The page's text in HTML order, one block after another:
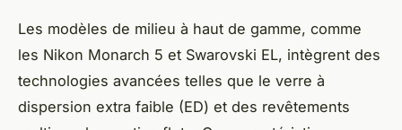
Les modèles de milieu à haut de gamme, comme
les Nikon Monarch 5 et Swarovski EL, intègrent des
technologies avancées telles que le verre à
dispersion extra faible (ED) et des revêtements